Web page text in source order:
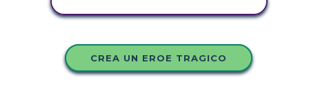
CREA UN EROE TRAGICO